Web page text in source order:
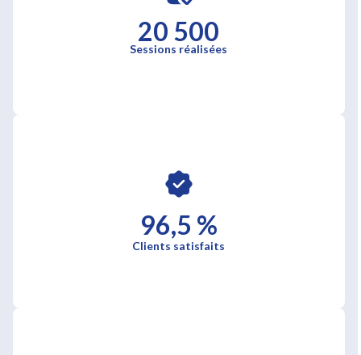
20 500
Sessions réalisées
96,5 %
Clients satisfaits